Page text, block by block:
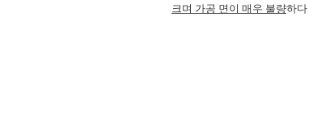
크며 가공 면이 매우 불량하다